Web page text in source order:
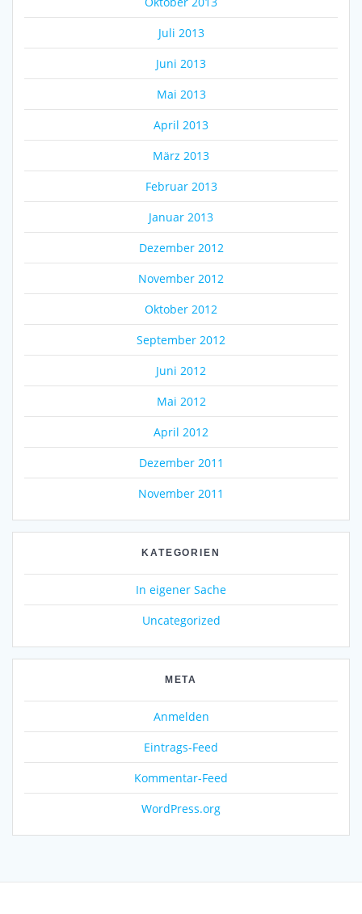
Juli 2013
Juni 2013
Mai 2013
April 2013
März 2013
Februar 2013
Januar 2013
Dezember 2012
November 2012
Oktober 2012
September 2012
Juni 2012
Mai 2012
April 2012
Dezember 2011
November 2011
KATEGORIEN
In eigener Sache
Uncategorized
META
Anmelden
Eintrags-Feed
Kommentar-Feed
WordPress.org